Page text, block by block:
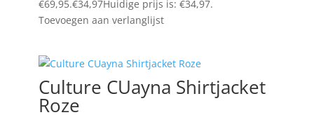
€69,95.€34,97Huidige prijs is: €34,97.
Toevoegen aan verlanglijst
Culture CUayna Shirtjacket
Roze